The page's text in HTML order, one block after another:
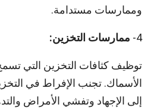
وممارسات مستدامة.
4- ممارسات التخزين:
توظيف كثافات التخزين التي
الأسماك. تجنب الإفراط في
إلى الإجهاد وتفشي الأمراض